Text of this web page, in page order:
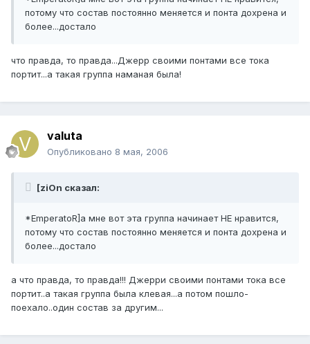
потому что состав постоянно меняется и понта дохрена и
более...достало
что правда, то правда...Джерр своими понтами все тока
портит...а такая группа наманая была!
valuta
Опубликовано 8 мая, 2006
[ziOn сказал:
*EmperatoR]а мне вот эта группа начинает НЕ нравится,
потому что состав постоянно меняется и понта дохрена и
более...достало
а что правда, то правда!!! Джерри своими понтами тока все
портит..а такая группа была клевая...а потом пошло-
поехало..один состав за другим...